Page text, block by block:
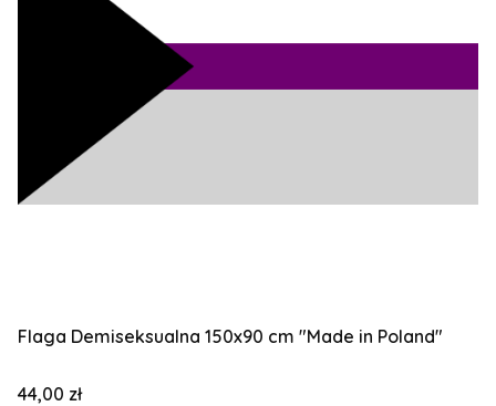
Flaga Demiseksualna 150x90 cm "Made in Poland"
Cena
44,00 zł